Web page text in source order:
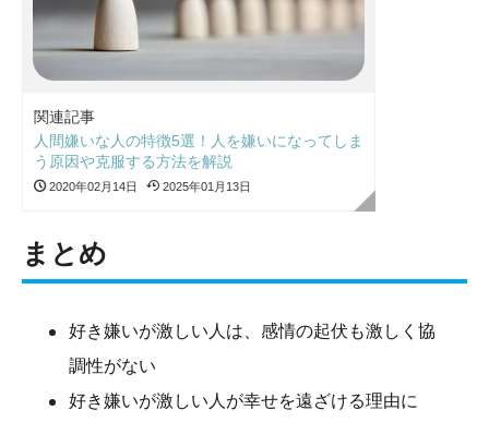
関連記事
人間嫌いな人の特徴5選！人を嫌いになってしま
う原因や克服する方法を解説
2020年02月14日 2025年01月13日
まとめ
好き嫌いが激しい人は、感情の起伏も激しく協
調性がない
好き嫌いが激しい人が幸せを遠ざける理由に